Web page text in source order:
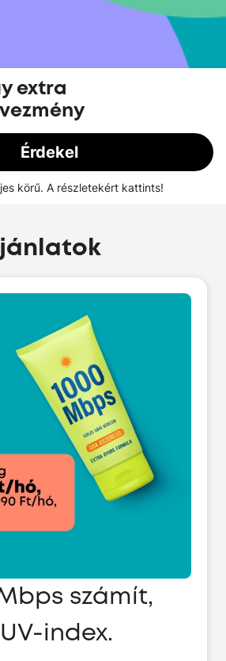
extra
Érdekel
körű. A részletekért kattints!
számít,
index.